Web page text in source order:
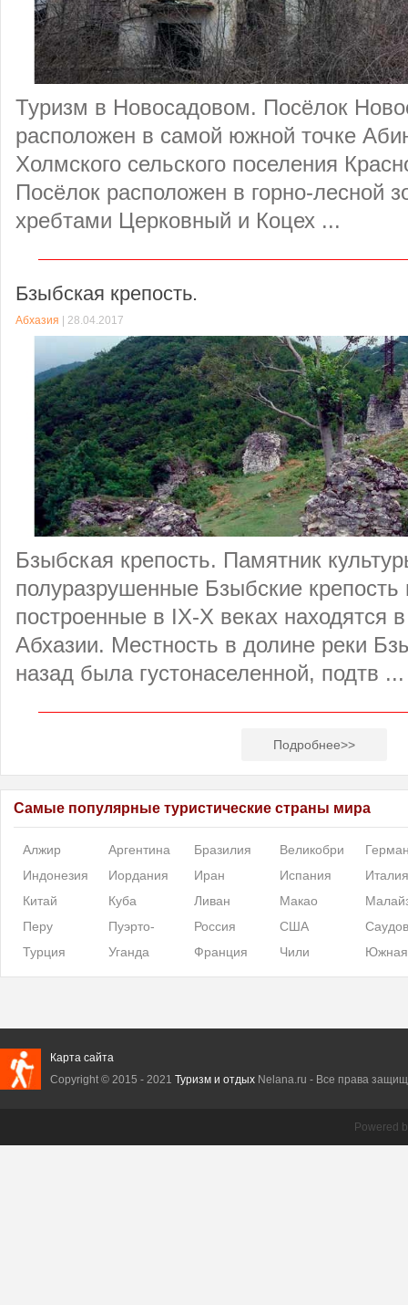
Туризм в Новосадовом. Посёлок
расположен в самой южной точке
Холмского сельского поселения
Посёлок расположен в горно-лесной
хребтами Церковный и Коцех ...
Бзыбская крепость.
Абхазия | 28.04.2017
Бзыбская крепость. Памятник
полуразрушенные Бзыбские крепость
построенные в IX-X веках находятся
Абхазии. Местность в долине реки
назад была густонаселенной, подтв ...
Подробнее>>
Самые популярные туристические страны мира
Алжир Аргентина Бразилия
Великобри
тания
Индонезия
Иордания Иран Испания
Италия
Китай
Куба Ливан Макао
Перу
Пуэрто-
Рико
Россия США
я
Турция Уганда Франция Чили
Южная
Корея
Карта сайта
Copyright © 2015 - 2021 Туризм и отдых Nelana.ru - Все права
Powered